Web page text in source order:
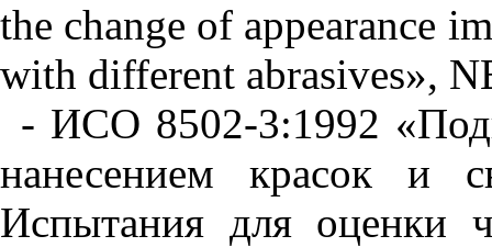
the change of appearance
with different abrasives»,
- ИСО 8502-3:1992
нанесением красок и
Испытания для оценки